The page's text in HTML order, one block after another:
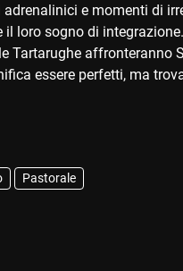
e momenti di
loro sogno di
Tartarughe affronteranno
essere perfetti, ma
Pastorale